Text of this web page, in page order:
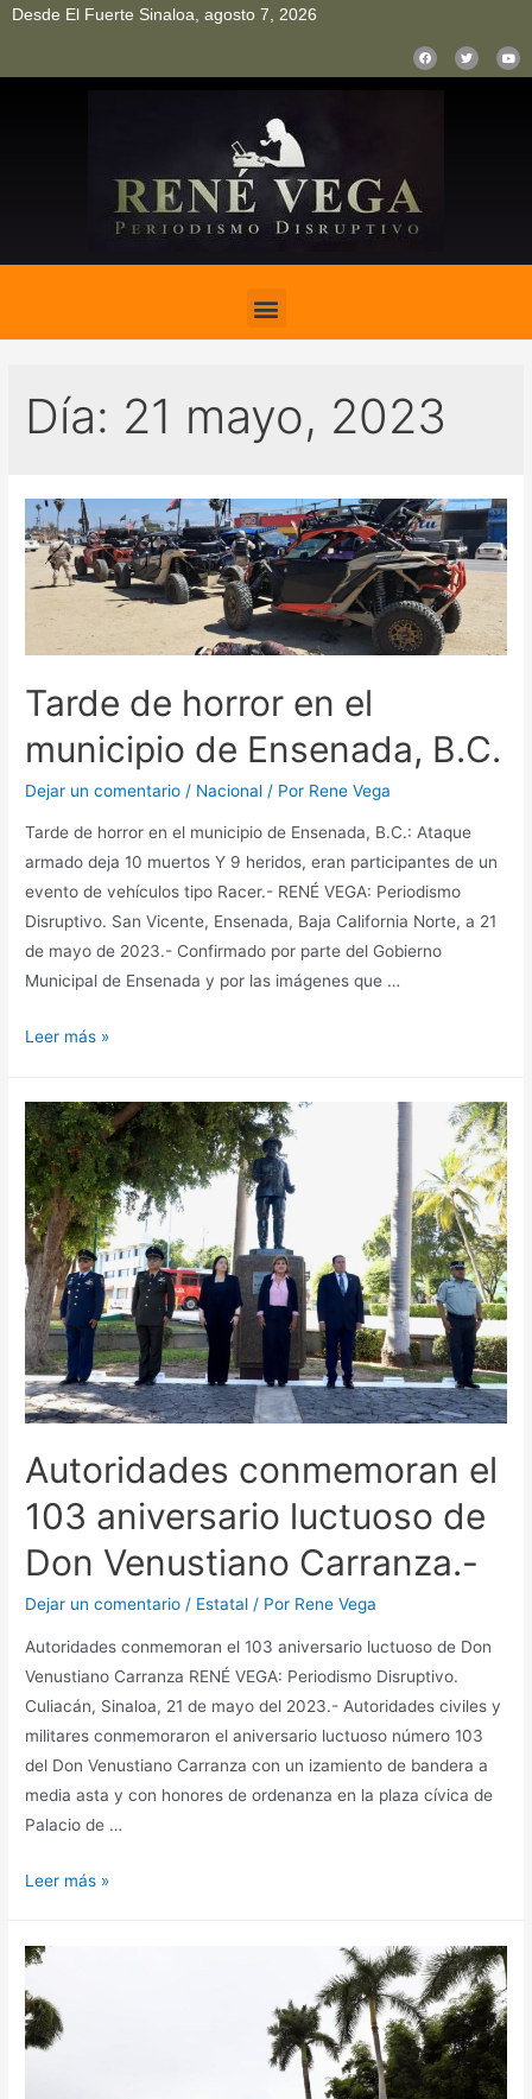
Desde El Fuerte Sinaloa, agosto 7, 2026
Día: 21 mayo, 2023
Tarde de horror en el
municipio de Ensenada, B.C.
Dejar un comentario / Nacional / Por Rene Vega
Tarde de horror en el municipio de Ensenada, B.C.: Ataque
armado deja 10 muertos Y 9 heridos, eran participantes de un
evento de vehículos tipo Racer.- RENÉ VEGA: Periodismo
Disruptivo. San Vicente, Ensenada, Baja California Norte, a 21
de mayo de 2023.- Confirmado por parte del Gobierno
Municipal de Ensenada y por las imágenes que …
Leer más »
Autoridades conmemoran el
103 aniversario luctuoso de
Don Venustiano Carranza.-
Dejar un comentario / Estatal / Por Rene Vega
Autoridades conmemoran el 103 aniversario luctuoso de Don
Venustiano Carranza RENÉ VEGA: Periodismo Disruptivo.
Culiacán, Sinaloa, 21 de mayo del 2023.- Autoridades civiles y
militares conmemoraron el aniversario luctuoso número 103
del Don Venustiano Carranza con un izamiento de bandera a
media asta y con honores de ordenanza en la plaza cívica de
Palacio de …
Leer más »